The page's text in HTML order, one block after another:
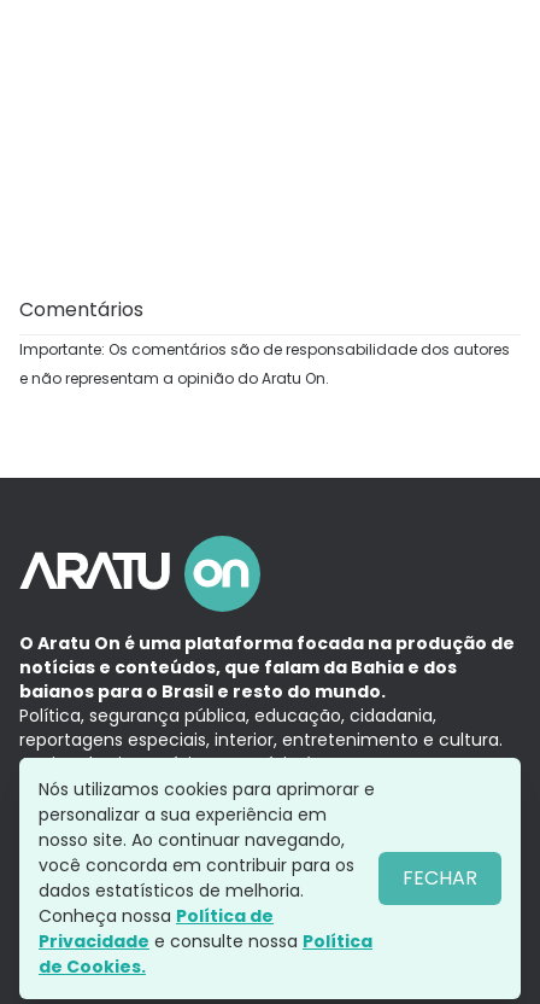
Comentários
Importante: Os comentários são de responsabilidade dos autores
e não representam a opinião do Aratu On.
O Aratu On é uma plataforma focada na produção de
notícias e conteúdos, que falam da Bahia e dos
baianos para o Brasil e resto do mundo.
Política, segurança pública, educação, cidadania,
reportagens especiais, interior, entretenimento e cultura.
Aqui, tudo vira notícia e a notícia é no tempo presente,
com a credibilidade do Grupo Aratu.
Grupo Aratu
Política de privacidade
Siga-nos
Nós utilizamos cookies para aprimorar e
personalizar a sua experiência em
nosso site. Ao continuar navegando,
você concorda em contribuir para os
dados estatísticos de melhoria.
Conheça nossa Política de
Privacidade e consulte nossa Política
de Cookies.
FECHAR